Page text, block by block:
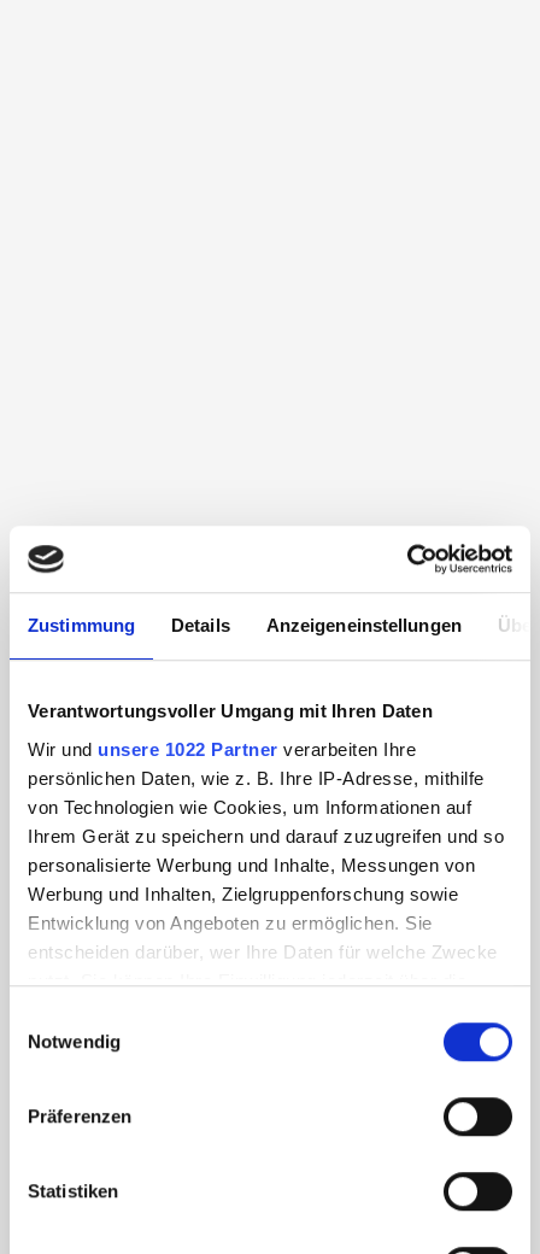
Zustimmung Details Anzeigeneinstellungen
Verantwortungsvoller Umgang mit Ihren Daten
Wir und unsere 1022 Partner verarbeiten Ihre
persönlichen Daten, wie z. B. Ihre IP-Adresse, mithilfe
von Technologien wie Cookies, um Informationen auf
Ihrem Gerät zu speichern und darauf zuzugreifen und so
personalisierte Werbung und Inhalte, Messungen von
Werbung und Inhalten, Zielgruppenforschung sowie
Entwicklung von Angeboten zu ermöglichen. Sie
entscheiden darüber, wer Ihre Daten für welche Zwecke
nutzt. Sie können Ihre Einwilligung jederzeit über die
Trigger Symbol ändern oder widerrufen
Informationen über Ihre geografische Lage
können
bestimmten Merkmalen (Fingerprinting) identifizieren
Notwendig
Präferenzen
Statistiken